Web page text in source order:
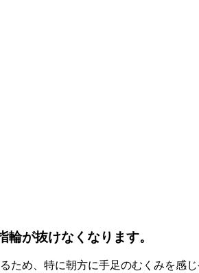
が抜けなくなります。
ため、特に朝方に手足のむくみを感